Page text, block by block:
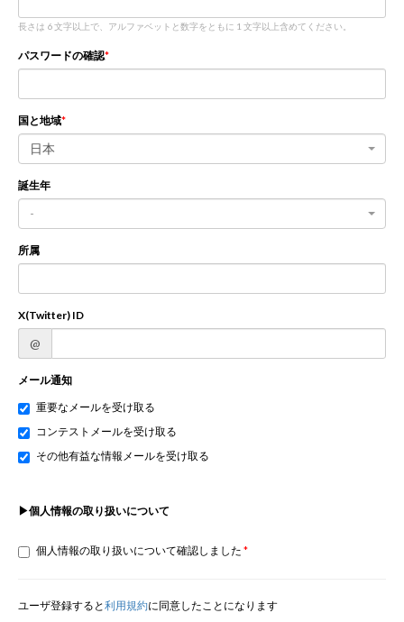
長さは 6 文字以上で、アルファベットと数字をともに 1 文字以上含めてください。
パスワードの確認
国と地域
日本
誕生年
-
所属
X(Twitter) ID
@
メール通知
重要なメールを受け取る
コンテストメールを受け取る
その他有益な情報メールを受け取る
▶個人情報の取り扱いについて
個人情報の取り扱いについて確認しました
ユーザ登録すると利用規約に同意したことになります